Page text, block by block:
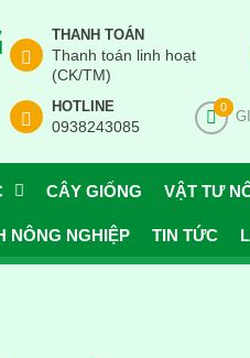
THANH TOÁN
Thanh toán linh hoạt
(CK/TM)
HOTLINE
0938243085
0
CÂY GIỐNG VẬT TƯ
NÔNG NGHIỆP TIN TỨC